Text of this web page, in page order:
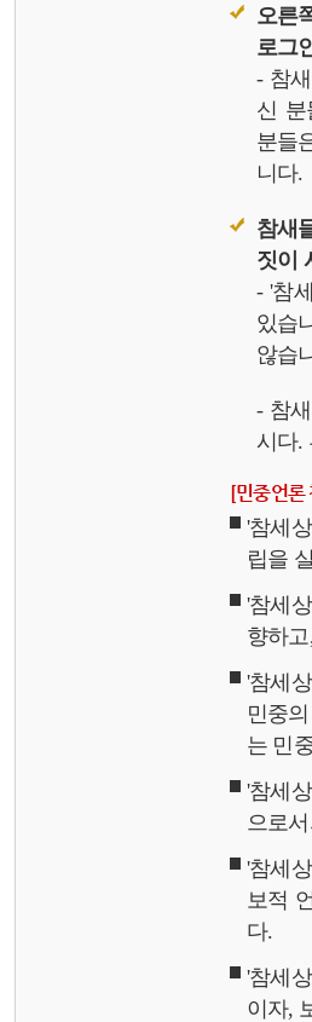
오른
로그
- 참
신 분
분들
니다.
참새
짓이
- '참
있습
않습
- 참
시다.
[민중언론
'참세
립을
'참세
향하
'참세
민중
는 민
'참세
으로
'참세
보적
다.
'참세
이자,